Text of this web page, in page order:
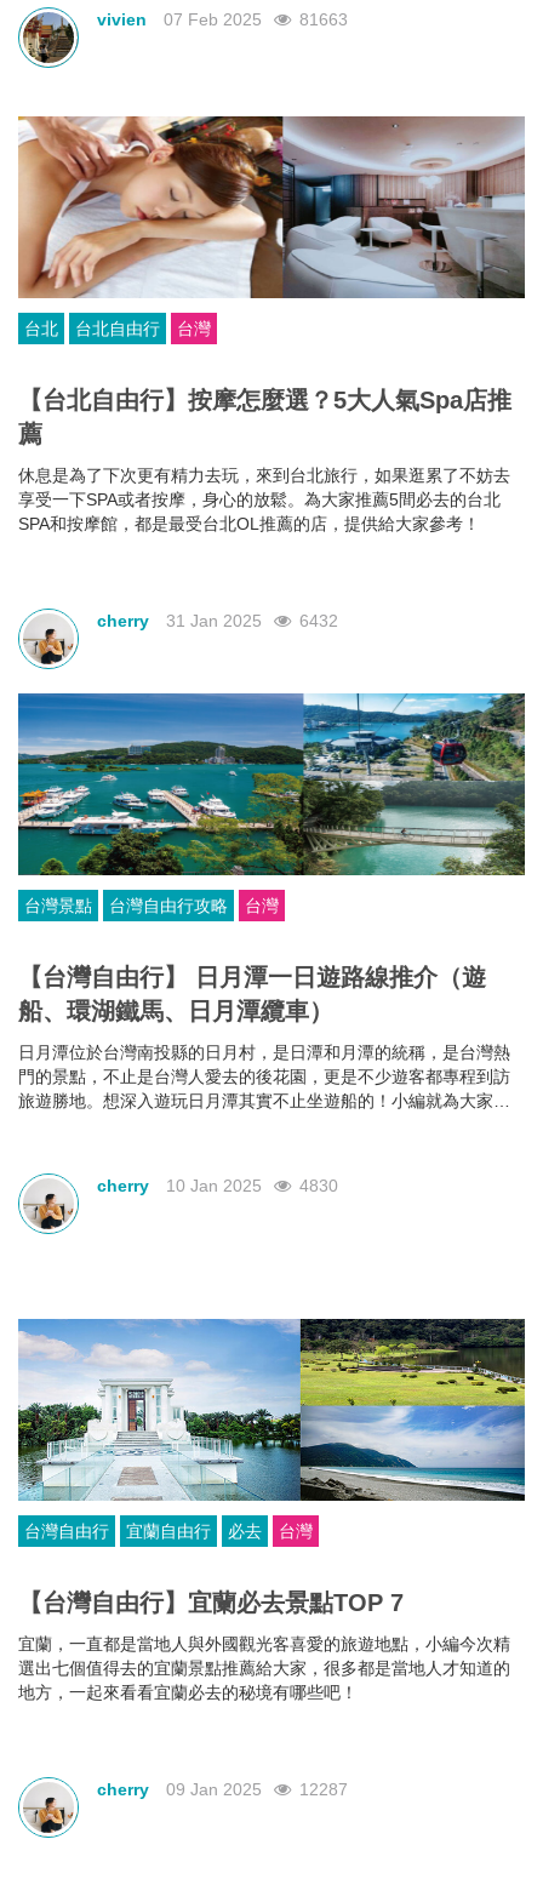
vivien 07 Feb 2025 81663
台北 台北自由行 台灣
【台北自由行】按摩怎麼選？5大人氣Spa店推
薦
休息是為了下次更有精力去玩，來到台北旅行，如果逛累了不妨去
享受一下SPA或者按摩，身心的放鬆。為大家推薦5間必去的台北
SPA和按摩館，都是最受台北OL推薦的店，提供給大家參考！
cherry 31 Jan 2025 6432
台灣景點 台灣自由行攻略 台灣
【台灣自由行】 日月潭一日遊路線推介（遊
船、環湖鐵馬、日月潭纜車）
日月潭位於台灣南投縣的日月村，是日潭和月潭的統稱，是台灣熱
門的景點，不止是台灣人愛去的後花園，更是不少遊客都專程到訪
旅遊勝地。想深入遊玩日月潭其實不止坐遊船的！小編就為大家推
cherry
10 Jan 2025 4830
台灣自由行 宜蘭自由行 必去 台灣
【台灣自由行】宜蘭必去景點TOP 7
宜蘭，一直都是當地人與外國觀光客喜愛的旅遊地點，小編今次精
選出七個值得去的宜蘭景點推薦給大家，很多都是當地人才知道的
地方，一起來看看宜蘭必去的秘境有哪些吧！
cherry 09 Jan 2025 12287